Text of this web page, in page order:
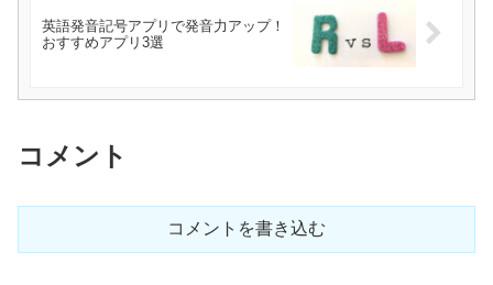
英語発音記号アプリで発音力アップ！
おすすめアプリ3選
コメント
コメントを書き込む